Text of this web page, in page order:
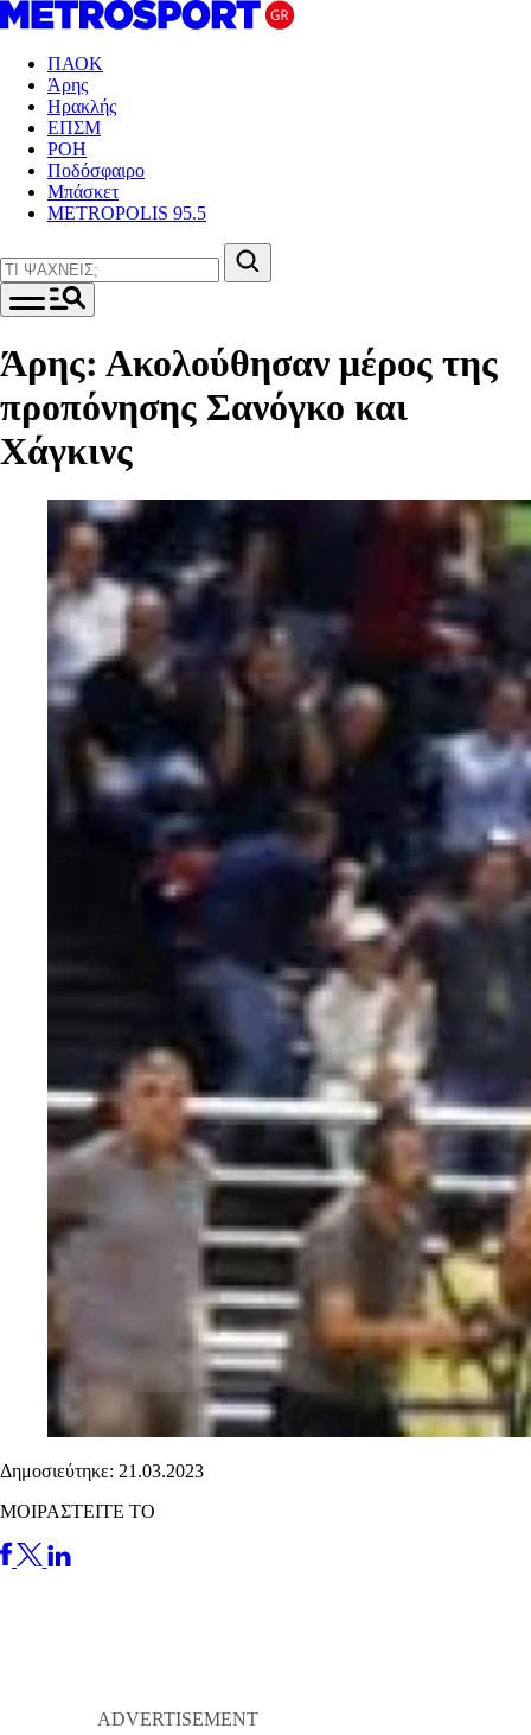
ΠΑΟΚ
Άρης
Ηρακλής
ΕΠΣΜ
ΡΟΗ
Ποδόσφαιρο
Μπάσκετ
METROPOLIS 95.5
Άρης: Ακολούθησαν μέρος της
προπόνησης Σανόγκο και
Χάγκινς
Δημοσιεύτηκε: 21.03.2023
ΜΟΙΡΑΣΤΕΙΤΕ ΤΟ